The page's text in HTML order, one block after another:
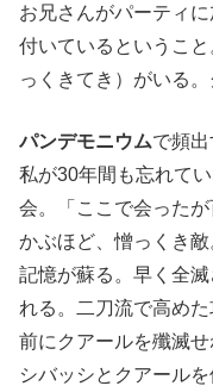
お兄さんがパーティ
付いているというこ
っくきてき）がいる。
パンデモニウムで頻出
私が30年間も忘れて
会。「ここで会った
かぶほど、憎っくき
記憶が蘇る。早く全
れる。二刀流で高め
前にクアールを殲滅
シバッシとクアール